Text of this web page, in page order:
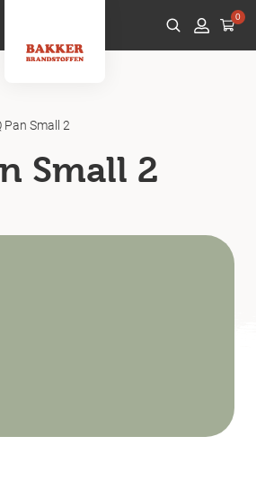
0
Pan Small 2
Small 2